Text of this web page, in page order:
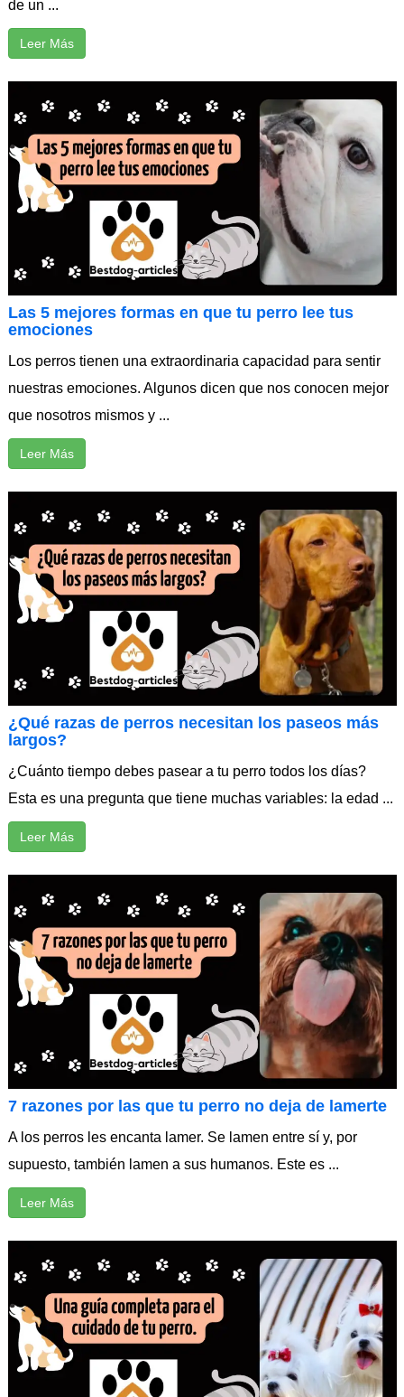
de un ...
Leer Más
Las 5 mejores formas en que tu perro lee tus
emociones
Los perros tienen una extraordinaria capacidad para sentir
nuestras emociones. Algunos dicen que nos conocen mejor
que nosotros mismos y ...
Leer Más
¿Qué razas de perros necesitan los paseos más
largos?
¿Cuánto tiempo debes pasear a tu perro todos los días?
Esta es una pregunta que tiene muchas variables: la edad ...
Leer Más
7 razones por las que tu perro no deja de lamerte
A los perros les encanta lamer. Se lamen entre sí y, por
supuesto, también lamen a sus humanos. Este es ...
Leer Más